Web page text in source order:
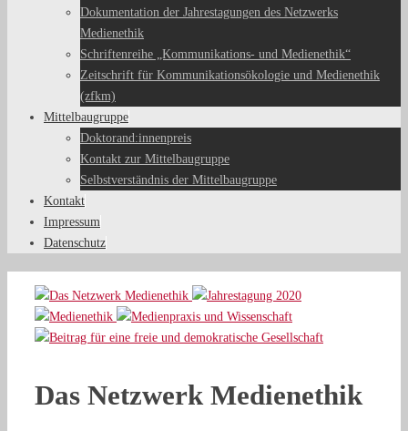
Dokumentation der Jahrestagungen des Netzwerks
Medienethik
Schriftenreihe „Kommunikations- und Medienethik“
Zeitschrift für Kommunikationsökologie und Medienethik
(zfkm)
Mittelbaugruppe
Doktorand:innenpreis
Kontakt zur Mittelbaugruppe
Selbstverständnis der Mittelbaugruppe
Kontakt
Impressum
Datenschutz
Das Netzwerk Medienethik